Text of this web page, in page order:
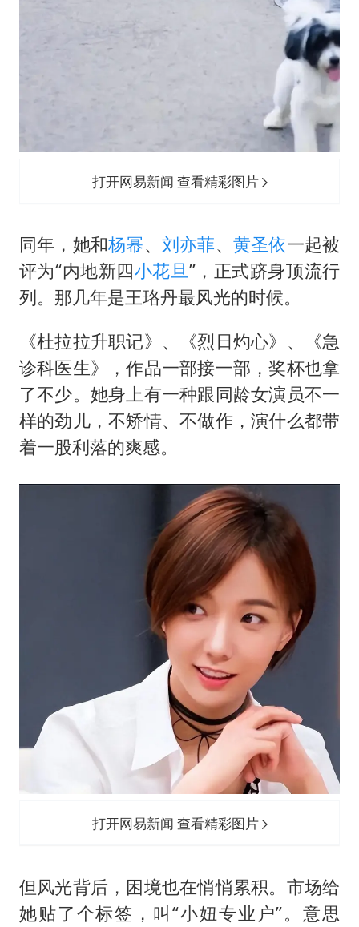
打开网易新闻 查看精彩图片
同年，她和杨幂、 刘亦菲、 黄圣依一起被
评为“内地新四小花旦”，正式跻身顶流行
列。那几年是王珞丹最风光的时候。
《杜拉拉升职记》、《烈日灼心》、《急
诊科医生》，作品一部接一部，奖杯也拿
了不少。她身上有一种跟同龄女演员不一
样的劲儿，不矫情、不做作，演什么都带
着一股利落的爽感。
打开网易新闻 查看精彩图片
但风光背后，困境也在悄悄累积。市场给
她贴了个标签，叫“小妞专业户”。意思